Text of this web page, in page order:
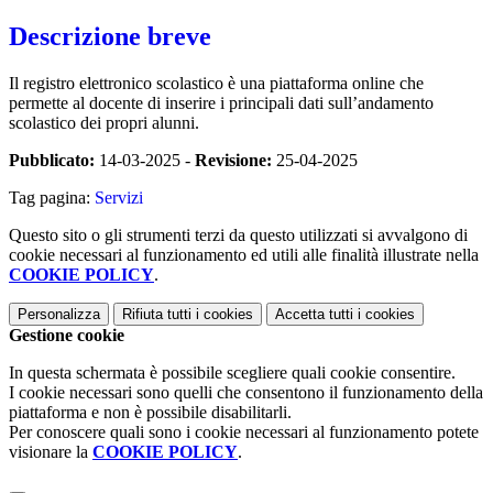
Descrizione breve
Il registro elettronico scolastico è una piattaforma online che
permette al docente di inserire i principali dati sull’andamento
scolastico dei propri alunni.
Pubblicato: 14-03-2025 - Revisione: 25-04-2025
Tag pagina: Servizi
Questo sito o gli strumenti terzi da questo utilizzati si avvalgono di
cookie necessari al funzionamento ed utili alle finalità illustrate nella
COOKIE POLICY.
Personalizza Rifiuta tutti i cookies Accetta tutti i cookies
Gestione cookie
In questa schermata è possibile scegliere quali cookie consentire.
I cookie necessari sono quelli che consentono il funzionamento della
piattaforma e non è possibile disabilitarli.
Per conoscere quali sono i cookie necessari al funzionamento potete
visionare la COOKIE POLICY.